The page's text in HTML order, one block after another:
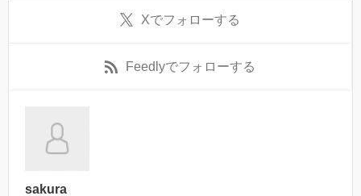
Xでフォローする
Feedlyでフォローする
sakura